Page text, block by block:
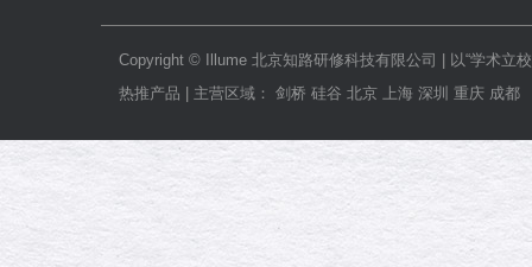
Copyright © Illume 北京知路研修科技有限公司 | 以“学术立
热推产品 | 主营区域： 剑桥 硅谷 北京 上海 深圳 重庆